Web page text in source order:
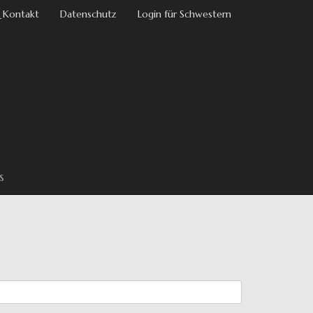
Kontakt Datenschutz Login für Schwestern